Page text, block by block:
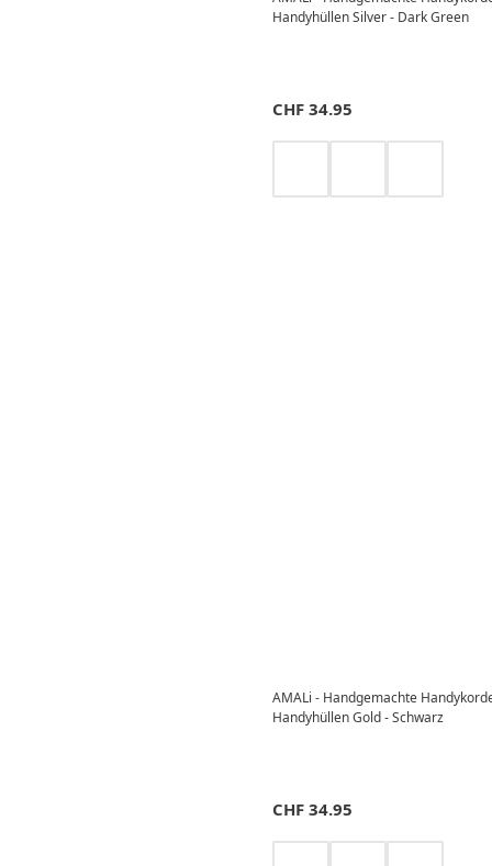
Handyhüllen Silver - Dark Green
CHF 34.95
AMALi - Handgemachte
Handyhüllen Gold - Schwarz
CHF 34.95